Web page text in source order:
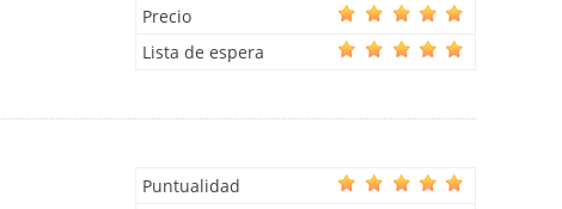
Precio
Lista de espera
Puntualidad